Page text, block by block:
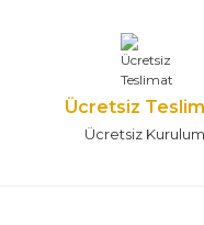
Tv Alt Blok + Üst
Ücretsiz
Ücretsiz Kurulum